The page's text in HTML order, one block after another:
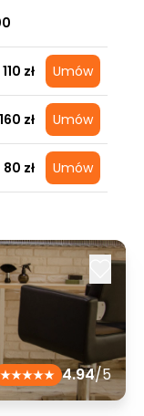
110 zł Umów
160 zł Umów
80 zł Umów
4.94/5